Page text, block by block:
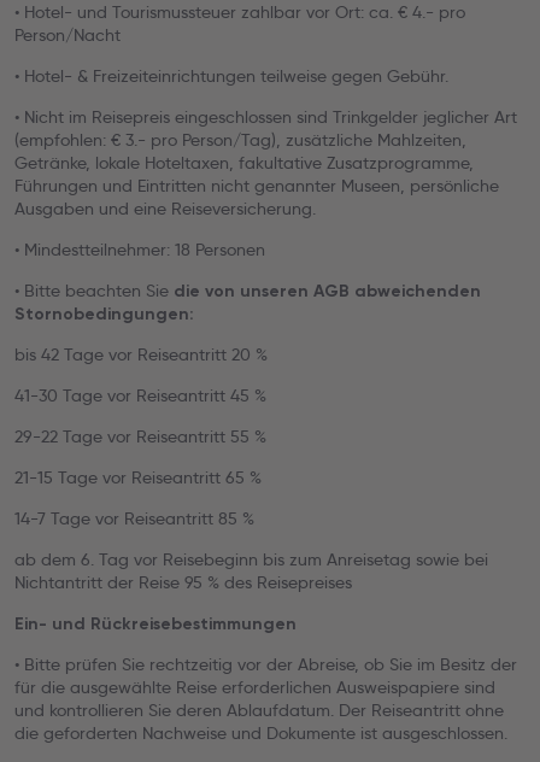
• Hotel- und Tourismussteuer zahlbar vor Ort: ca. € 4.- pro
Person/Nacht
• Hotel- & Freizeiteinrichtungen teilweise gegen Gebühr.
• Nicht im Reisepreis eingeschlossen sind Trinkgelder jeglicher Art
(empfohlen: € 3.- pro Person/Tag), zusätzliche Mahlzeiten,
Getränke, lokale Hoteltaxen, fakultative Zusatzprogramme,
Führungen und Eintritten nicht genannter Museen, persönliche
Ausgaben und eine Reiseversicherung.
• Mindestteilnehmer: 18 Personen
• Bitte beachten Sie die von unseren AGB abweichenden
Stornobedingungen:
bis 42 Tage vor Reiseantritt 20 %
41-30 Tage vor Reiseantritt 45 %
29-22 Tage vor Reiseantritt 55 %
21-15 Tage vor Reiseantritt 65 %
14-7 Tage vor Reiseantritt 85 %
ab dem 6. Tag vor Reisebeginn bis zum Anreisetag sowie bei
Nichtantritt der Reise 95 % des Reisepreises
Ein- und Rückreisebestimmungen
• Bitte prüfen Sie rechtzeitig vor der Abreise, ob Sie im Besitz der
für die ausgewählte Reise erforderlichen Ausweispapiere sind
und kontrollieren Sie deren Ablaufdatum. Der Reiseantritt ohne
die geforderten Nachweise und Dokumente ist ausgeschlossen.